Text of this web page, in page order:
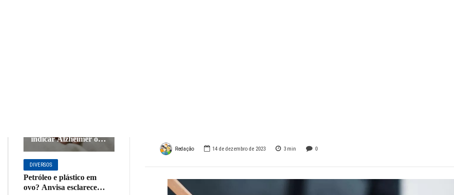
indicar Alzheimer ou
outras demências
DIVERSOS
Petróleo e plástico em
ovo? Anvisa esclarece
Redação 14 de dezembro de 2023 3 min 0